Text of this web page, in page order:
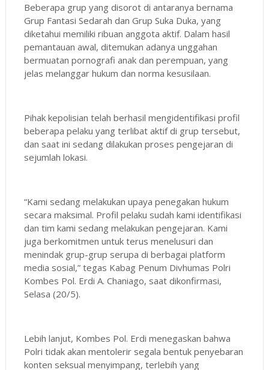
Beberapa grup yang disorot di antaranya bernama
Grup Fantasi Sedarah dan Grup Suka Duka, yang
diketahui memiliki ribuan anggota aktif. Dalam hasil
pemantauan awal, ditemukan adanya unggahan
bermuatan pornografi anak dan perempuan, yang
jelas melanggar hukum dan norma kesusilaan.
Pihak kepolisian telah berhasil mengidentifikasi profil
beberapa pelaku yang terlibat aktif di grup tersebut,
dan saat ini sedang dilakukan proses pengejaran di
sejumlah lokasi.
“Kami sedang melakukan upaya penegakan hukum
secara maksimal. Profil pelaku sudah kami identifikasi
dan tim kami sedang melakukan pengejaran. Kami
juga berkomitmen untuk terus menelusuri dan
menindak grup-grup serupa di berbagai platform
media sosial,” tegas Kabag Penum Divhumas Polri
Kombes Pol. Erdi A. Chaniago, saat dikonfirmasi,
Selasa (20/5).
Lebih lanjut, Kombes Pol. Erdi menegaskan bahwa
Polri tidak akan mentolerir segala bentuk penyebaran
konten seksual menyimpang, terlebih yang